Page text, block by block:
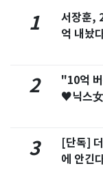
1
서장훈,
억 내놨
2
"10억
♥닉스
3
[단독]
에 안긴